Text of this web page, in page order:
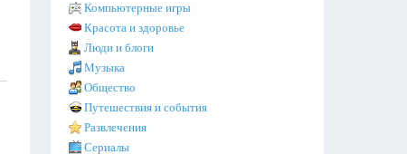
Компьютерные игры
Красота и здоровье
Люди и блоги
Музыка
Общество
Путешествия и события
Развлечения
Сериалы